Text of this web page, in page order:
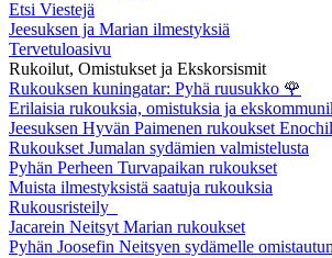
Etsi Viestejä
Jeesuksen ja Marian ilmestyksiä
Tervetuloasivu
Rukoilut, Omistukset ja Ekskorsismit
Rukouksen kuningatar: Pyhä ruusukko 🌹
Erilaisia rukouksia, omistuksia ja
Jeesuksen Hyvän Paimenen rukoukset
Rukoukset Jumalan sydämien valmistelusta
Pyhän Perheen Turvapaikan rukoukset
Muista ilmestyksistä saatuja rukouksia
Rukousristeily
Jacarein Neitsyt Marian rukoukset
Pyhän Joosefin Neitsyen sydämelle